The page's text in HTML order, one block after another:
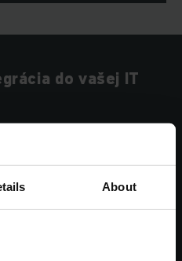
About
do vašej IT